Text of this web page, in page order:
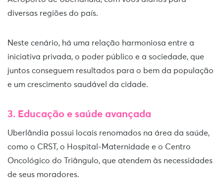
diversas regiões do país.
Neste cenário, há uma relação harmoniosa entre a
iniciativa privada, o poder público e a sociedade, que
juntos conseguem resultados para o bem da população
e um crescimento saudável da cidade.
3. Educação e saúde avançada
Uberlândia possui locais renomados na área da saúde,
como o CRST, o Hospital-Maternidade e o Centro
Oncológico do Triângulo, que atendem às necessidades
de seus moradores.